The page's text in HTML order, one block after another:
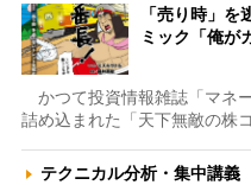
「売り時」
ミック「俺が
かつて投資情報雑誌「マネ
詰め込まれた「天下無敵の株
テクニカル分析・集中講義